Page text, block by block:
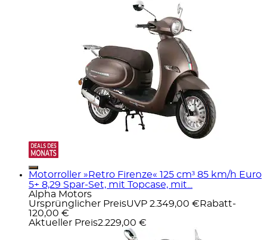
Motorroller »Retro Firenze« 125 cm³ 85 km/h Euro
5+ 8,29 Spar-Set, mit Topcase, mit...
Alpha Motors
Ursprünglicher PreisUVP 2.349,00 € Rabatt-
120,00 €
Aktueller Preis2.229,00 €